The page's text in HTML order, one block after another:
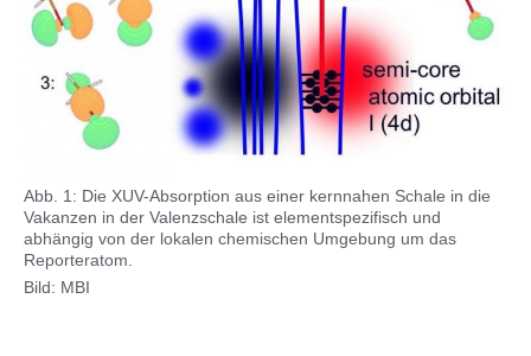
Abb. 1: Die XUV-Absorption aus einer kernnahen Schale in die
Vakanzen in der Valenzschale ist elementspezifisch und
abhängig von der lokalen chemischen Umgebung um das
Reporteratom.
Bild: MBI